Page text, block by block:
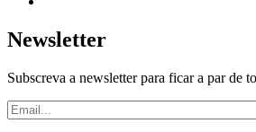
Newsletter
Subscreva a newsletter para ficar a par de